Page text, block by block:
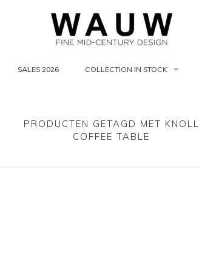
SALES 2026 COLLECTION IN STOCK
PRODUCTEN GETAGD MET KNOLL
COFFEE TABLE